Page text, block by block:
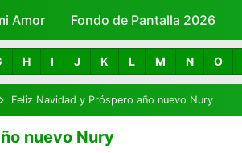
Skip to main
Amor Fondo de Pantalla 2026
H I J K L M N O
Feliz Navidad y Próspero año nuevo Nury
nuevo Nury